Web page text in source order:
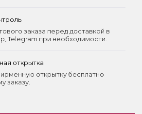
заказа перед доставкой в
Telegram при необходимости.
открытка
открытку бесплатно
заказу.